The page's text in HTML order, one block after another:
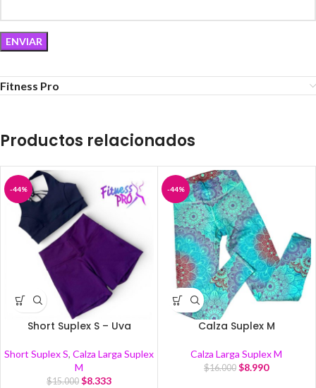
Fitness Pro
Productos relacionados
-44%
Short Suplex S – Uva
Short Suplex S, Calza Larga Suplex
M
$15.000 $8.333
-44%
Calza Suplex M
Calza Larga Suplex M
$16.000 $8.990